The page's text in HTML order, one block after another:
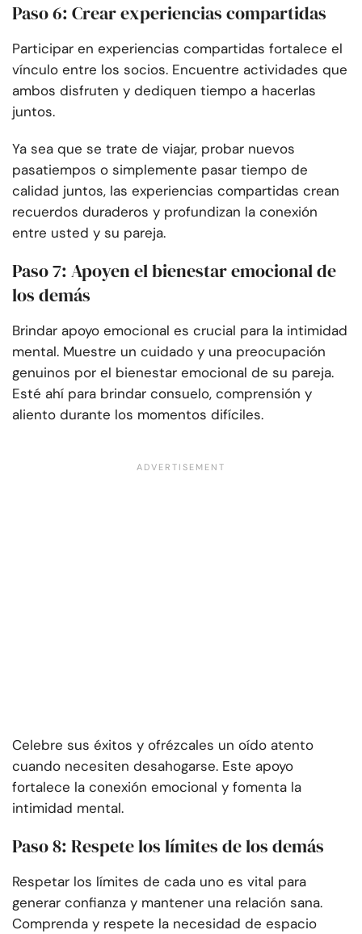
Paso 6: Crear experiencias compartidas
Participar en experiencias compartidas fortalece el
vínculo entre los socios. Encuentre actividades que
ambos disfruten y dediquen tiempo a hacerlas
juntos.
Ya sea que se trate de viajar, probar nuevos
pasatiempos o simplemente pasar tiempo de
calidad juntos, las experiencias compartidas crean
recuerdos duraderos y profundizan la conexión
entre usted y su pareja.
Paso 7: Apoyen el bienestar emocional de
los demás
Brindar apoyo emocional es crucial para la intimidad
mental. Muestre un cuidado y una preocupación
genuinos por el bienestar emocional de su pareja.
Esté ahí para brindar consuelo, comprensión y
aliento durante los momentos difíciles.
Celebre sus éxitos y ofrézcales un oído atento
cuando necesiten desahogarse. Este apoyo
fortalece la conexión emocional y fomenta la
intimidad mental.
Paso 8: Respete los límites de los demás
Respetar los límites de cada uno es vital para
generar confianza y mantener una relación sana.
Comprenda y respete la necesidad de espacio